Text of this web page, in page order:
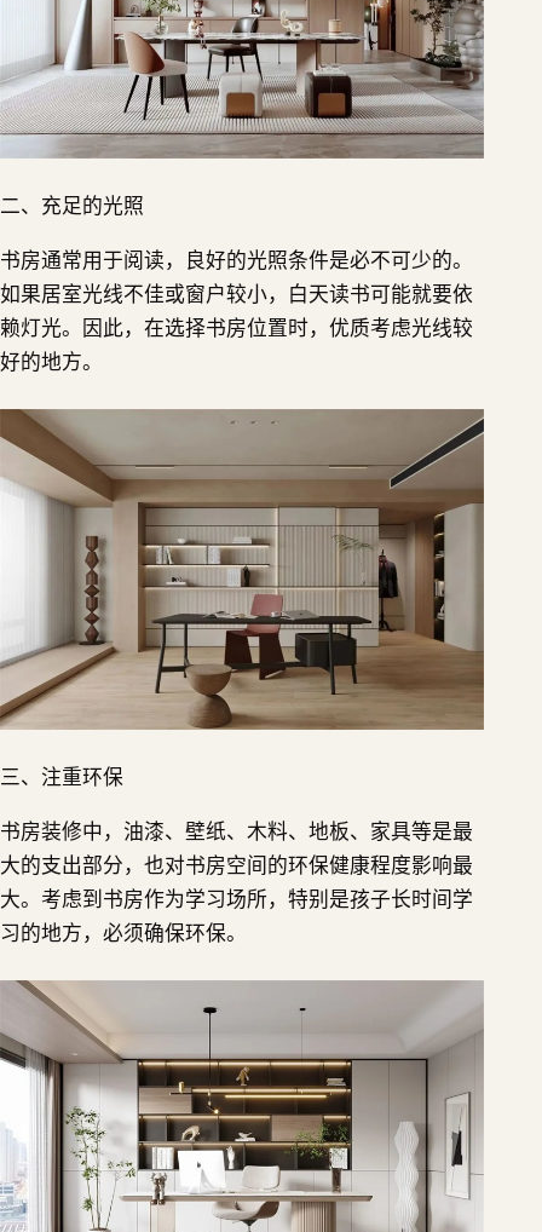
二、充足的光照
书房通常用于阅读，良好的光照条件是必不可少的。
如果居室光线不佳或窗户较小，白天读书可能就要依
赖灯光。因此，在选择书房位置时，优质考虑光线较
好的地方。
三、注重环保
书房装修中，油漆、壁纸、木料、地板、家具等是最
大的支出部分，也对书房空间的环保健康程度影响最
大。考虑到书房作为学习场所，特别是孩子长时间学
习的地方，必须确保环保。